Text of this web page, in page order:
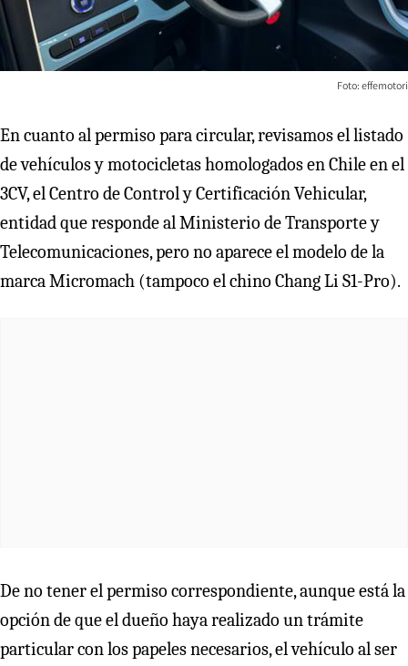
Foto: effemotori
En cuanto al permiso para circular, revisamos el listado
de vehículos y motocicletas homologados en Chile en el
3CV, el Centro de Control y Certificación Vehicular,
entidad que responde al Ministerio de Transporte y
Telecomunicaciones, pero no aparece el modelo de la
marca Micromach (tampoco el chino Chang Li S1-Pro).
De no tener el permiso correspondiente, aunque está la
opción de que el dueño haya realizado un trámite
particular con los papeles necesarios, el vehículo al ser